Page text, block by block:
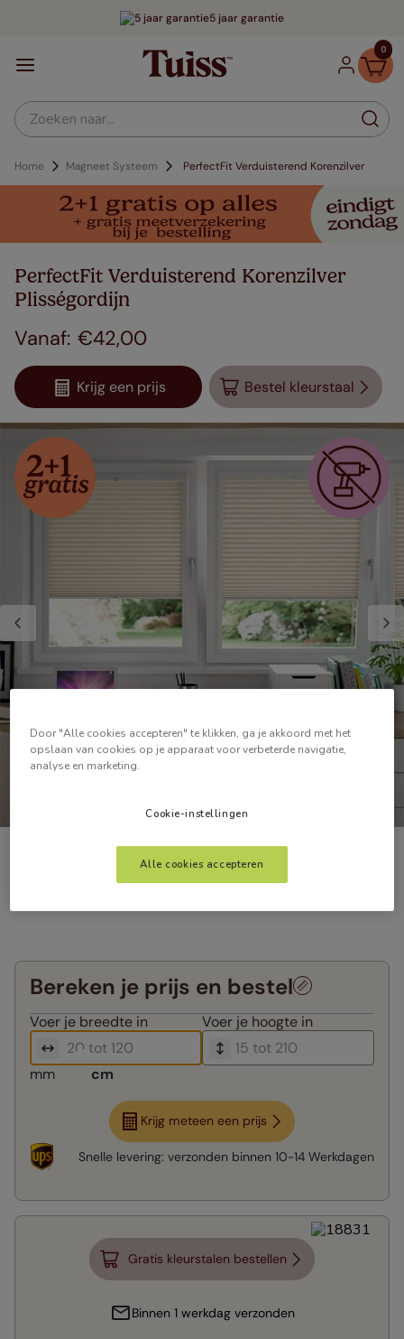
5 jaar garantie
0
Zoeken naar...
Home Magneet Systeem PerfectFit Verduisterend Korenzilver
PerfectFit Verduisterend Korenzilver
Plisségordijn
€42,00
Krijg een prijs Bestel kleurstaal
Bereken je prijs en bestel
Voer je breedte in Voer je hoogte in
mm cm
Krijg meteen een prijs
Snelle levering: verzonden binnen 10-14 Werkdagen
Gratis kleurstalen bestellen
Binnen 1 werkdag verzonden
Door "Alle cookies accepteren" te klikken, ga je akkoord met het
opslaan van cookies op je apparaat voor verbeterde navigatie,
analyse en marketing.
Cookie-instellingen
Alle cookies accepteren